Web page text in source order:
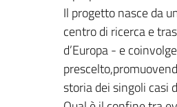
Il progetto nasce da
centro di ricerca e
d’Europa - e
storia dei singoli casi